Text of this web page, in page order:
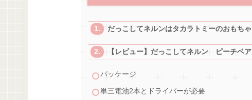
だっこしてネルンはタカラトミーのおもちゃ
【レビュー】だっこしてネルン ピーチベア
パッケージ
単三電池2本とドライバーが必要